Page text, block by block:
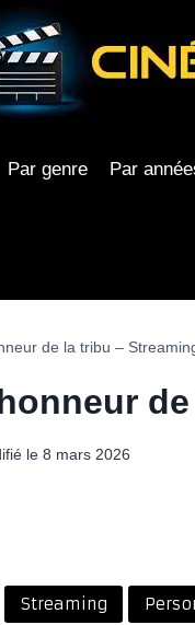
Par genre Par
de la tribu –
le 8 mars 2026
Streaming